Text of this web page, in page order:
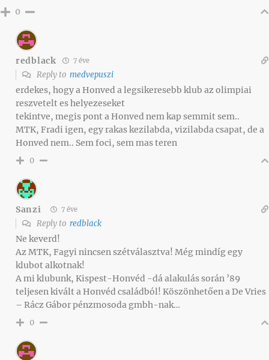
0
redblack 7 éve
Reply to medvepuszi
erdekes, hogy a Honved a legsikeresebb klub az olimpiai
reszvetelt es helyezeseket
tekintve, megis pont a Honved nem kap semmit sem..
MTK, Fradi igen, egy rakas kezilabda, vizilabda csapat, de a
Honved nem.. Sem foci, sem mas teren
0
Sanzi 7 éve
Reply to redblack
Ne keverd!
Az MTK, Fagyi nincsen szétválasztva! Még mindíg egy
klubot alkotnak!
A mi klubunk, Kispest-Honvéd -dá alakulás során ’89
teljesen kivált a Honvéd családból! Köszönhetően a De Vries
– Rácz Gábor pénzmosoda gmbh-nak…
0